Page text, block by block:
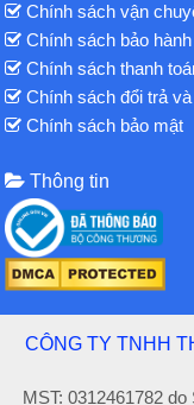
Chính sách vận
Chính sách bảo hành
Chính sách thanh
Chính sách đổi trả
Chính sách bảo mật
Thông tin
CÔNG TY TNHH
MST: 0312461782